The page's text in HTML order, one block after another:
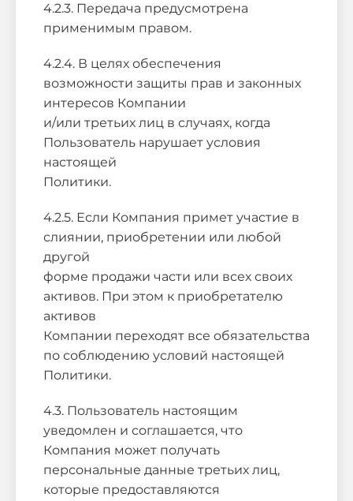
4.2.3. Передача предусмотрена
применимым правом.
4.2.4. В целях обеспечения
возможности защиты прав и законных
интересов Компании
и/или третьих лиц в случаях, когда
Пользователь нарушает условия
настоящей
Политики.
4.2.5. Если Компания примет участие в
слиянии, приобретении или любой
другой
форме продажи части или всех своих
активов. При этом к приобретателю
активов
Компании переходят все обязательства
по соблюдению условий настоящей
Политики.
4.3. Пользователь настоящим
уведомлен и соглашается, что
Компания может получать
персональные данные третьих лиц,
которые предоставляются